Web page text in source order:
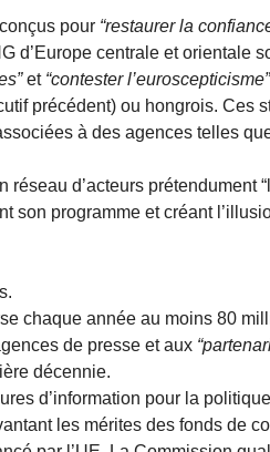
pour “restaurer la
d’Europe centrale et orientale
et“contester l’euroscepticisme”
précédent) ou hongrois. Ces
à des agences telles
réseau d’acteurs prétendument
son programme et créant
chaque année au moins 80
de presse et aux
décennie.
d’information pour la
les mérites des fonds de